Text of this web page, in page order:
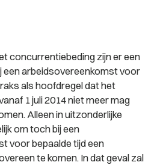
concurrentiebeding zijn er een
een arbeidsovereenkomst voor
als hoofdregel dat het
1 juli 2014 niet meer mag
Alleen in uitzonderlijke
om toch bij een
voor bepaalde tijd een
te komen. In dat geval zal